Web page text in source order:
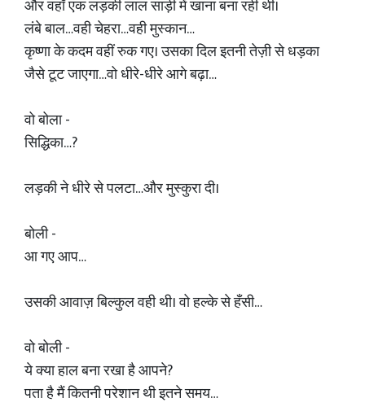
और वहाँ एक लड़की लाल साड़ी में खाना बना रही थी।
लंबे बाल…वही चेहरा…वही मुस्कान…
कृष्णा के कदम वहीं रुक गए। उसका दिल इतनी तेज़ी से धड़का
जैसे टूट जाएगा…वो धीरे-धीरे आगे बढ़ा…
वो बोला -
सिद्धिका…?
लड़की ने धीरे से पलटा…और मुस्कुरा दी।
बोली -
आ गए आप…
उसकी आवाज़ बिल्कुल वही थी। वो हल्के से हँसी…
वो बोली -
ये क्या हाल बना रखा है आपने?
पता है मैं कितनी परेशान थी इतने समय…